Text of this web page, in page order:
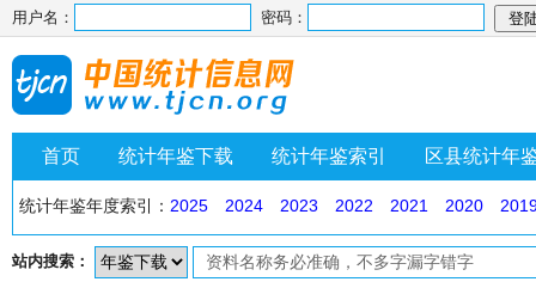
用户名： 密码：
首页 统计年鉴下载 统计年鉴索引 区县统计年
统计年鉴年度索引： 2025 2024 2023 2022 2021 2020
站内搜索：